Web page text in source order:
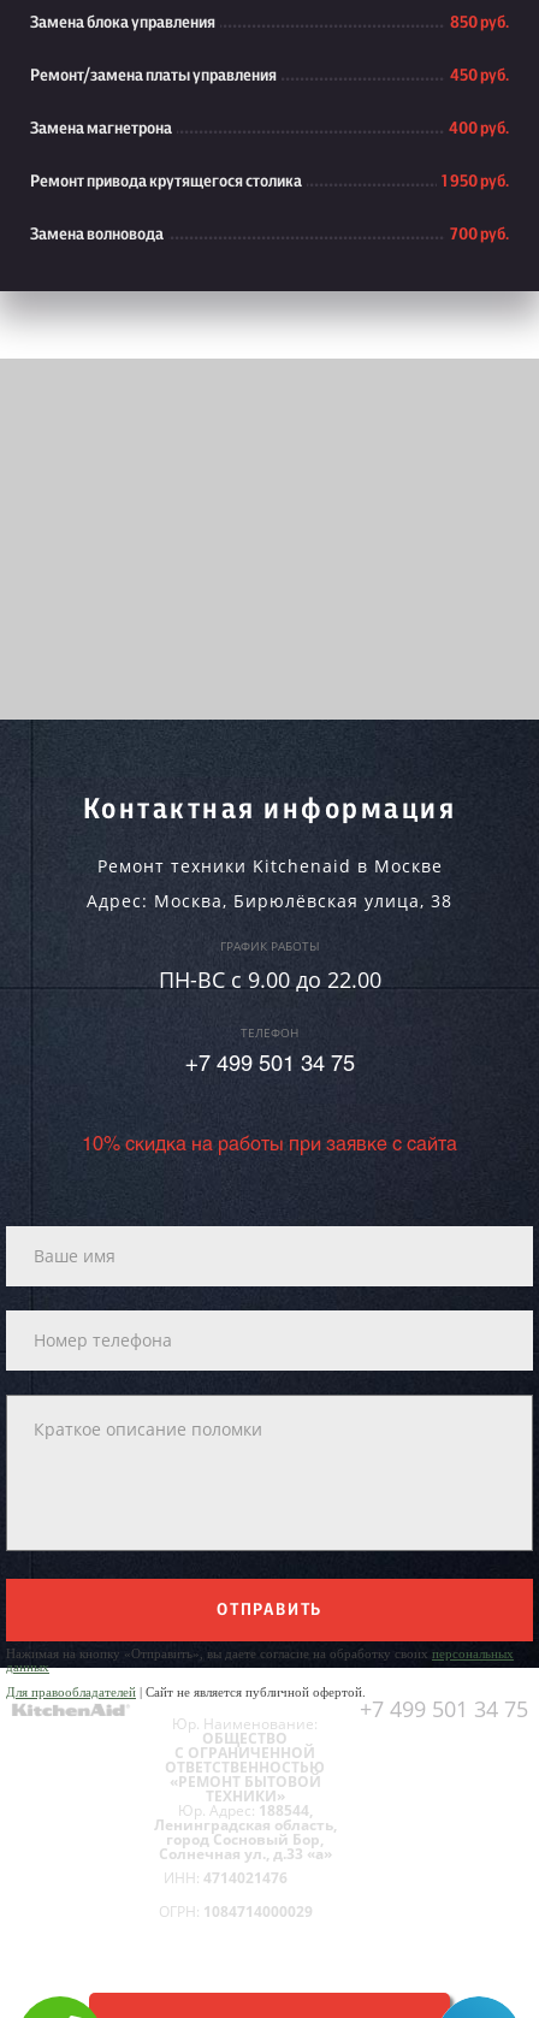
Замена блока управления 850 руб.
Ремонт/замена платы управления 450 руб.
Замена магнетрона 400 руб.
Ремонт привода крутящегося столика 1 950 руб.
Замена волновода 700 руб.
Контактная информация
Ремонт техники Kitchenaid в Москве
Адрес: Москва, Бирюлёвская улица, 38
ГРАФИК РАБОТЫ
ПН-ВC c 9.00 до 22.00
ТЕЛЕФОН
+7 499 501 34 75
10% скидка на работы при заявке с сайта
ОТПРАВИТЬ
Нажимая на кнопку «Отправить», вы даете согласие на обработку своих персональных
данных
Для правообладателей | Сайт не является публичной офертой.
+7 499 501 34 75
Юр. Наименование:
ОБЩЕСТВО
С ОГРАНИЧЕННОЙ
ОТВЕТСТВЕННОСТЬЮ
«РЕМОНТ БЫТОВОЙ
ТЕХНИКИ»
Юр. Адрес: 188544,
Ленинградская область,
город Сосновый Бор,
Солнечная ул., д.33 «а»
ИНН: 4714021476
ОГРН: 1084714000029